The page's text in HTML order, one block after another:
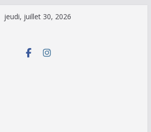
jeudi, juillet 30, 2026